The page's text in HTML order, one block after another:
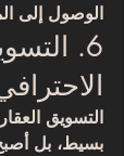
الوصول إلى
6.
التسويق
بسيط، بل